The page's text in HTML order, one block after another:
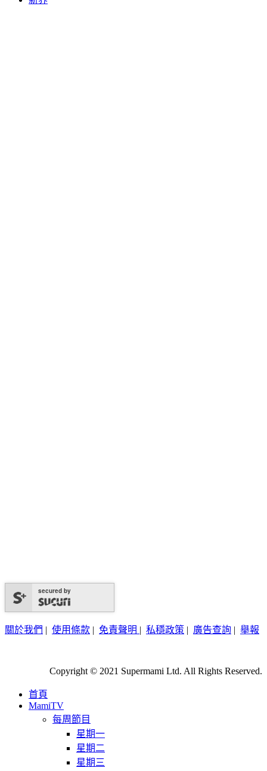
secured by
關於我們 | 使用條款 | 免責聲明 | 私穩政策 | 廣告查詢 | 舉報
Copyright © 2021 Supermami Ltd. All Rights Reserved.
首頁
MamiTV
每周節目
星期一
星期二
星期三